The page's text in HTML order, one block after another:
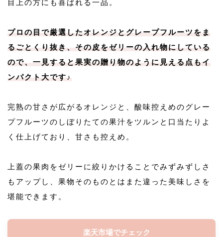
目上の方にも喜ばれる一品。
プロの目で厳選したオレンジとグレープフルーツをま
るごとくり抜き、その皮をゼリーの入れ物にしている
ので、一見すると果実の贈り物のように見える点もイ
ンパクト大です♪
完熟の甘さが広がるオレンジと、酸味控えめのグレー
プフルーツのしぼりたての果汁をツルンと口当たりよ
く仕上げており、甘さも控えめ。
上蓋の果肉をゼリーに絞りかけることでみずみずしさ
もアップし、果物そのものとはまた違った美味しさを
堪能できます。
楽天市場でチェック